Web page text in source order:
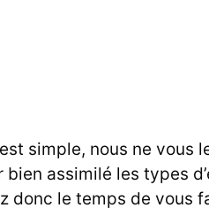
simple, nous ne vous
assimilé les types
donc le temps de vous